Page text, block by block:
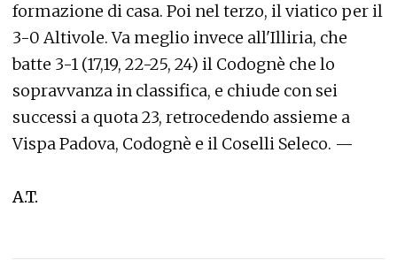
formazione di casa. Poi nel terzo, il viatico per il
3-0 Altivole. Va meglio invece all'Illiria, che
batte 3-1 (17,19, 22-25, 24) il Codognè che lo
sopravvanza in classifica, e chiude con sei
successi a quota 23, retrocedendo assieme a
Vispa Padova, Codognè e il Coselli Seleco. —
A.T.